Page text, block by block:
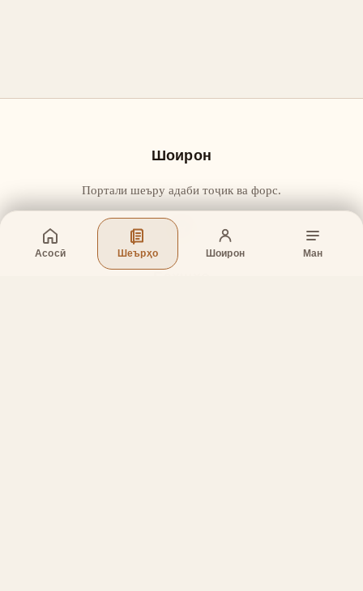
Асосӣ Шеърҳо Шоирон Ман
Шоирон
Портали шеъру адаби тоҷик ва форс.